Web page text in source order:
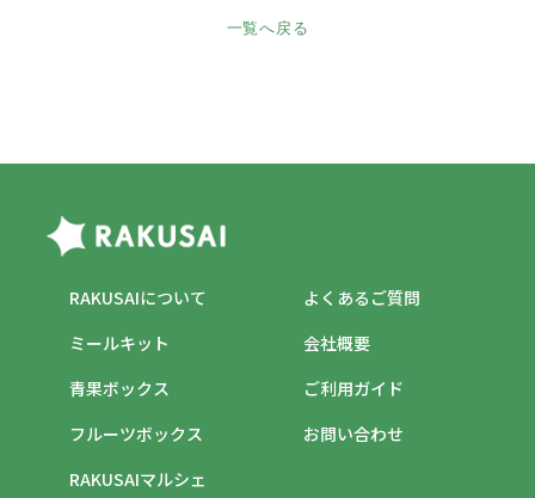
一覧へ戻る
RAKUSAIについて
ミールキット
青果ボックス
フルーツボックス
RAKUSAIマルシェ
よくあるご質問
ご利用ガイド
会社概要
お問い合わせ